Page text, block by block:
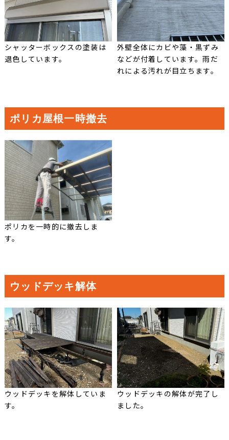
シャッターボックスの塗装は
退色しています。
外壁全体にカビや藻・黒ずみ
などが付着しています。雨だ
れによる汚れが目立ちます。
ポリカ屋根一時撤去
ポリカを一時的に撤去しま
す。
ウッドデッキ解体
ウッドデッキを解体していま
す。
ウッドデッキの解体が完了し
ました。